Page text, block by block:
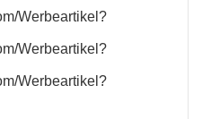
Werbeartikel?
Werbeartikel?
Werbeartikel?